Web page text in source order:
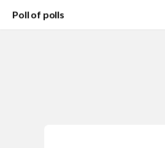
Poll of polls